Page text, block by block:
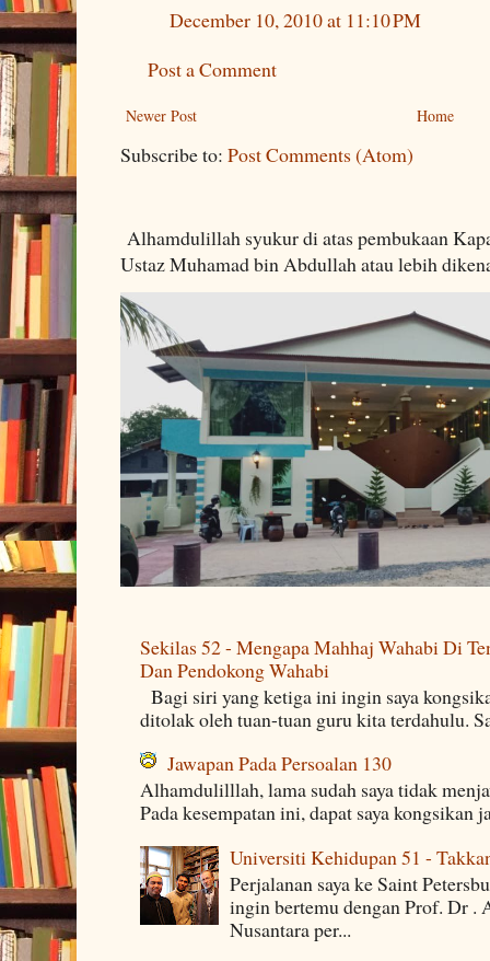
December 10, 2010 at 11:10 PM
Post a Comment
Newer Post Home
Subscribe to: Post Comments (Atom)
Alhamdulillah syukur di atas pembukaan
Ustaz Muhamad bin Abdullah atau lebih
Sekilas 52 - Mengapa Mahhaj Wahabi Di
Dan Pendokong Wahabi
Bagi siri yang ketiga ini ingin saya
ditolak oleh tuan-tuan guru kita terdahulu.
Jawapan Pada Persoalan 130
Alhamdulilllah, lama sudah saya tidak
Pada kesempatan ini, dapat saya kongsikan
Universiti Kehidupan 51 -
Perjalanan saya ke Saint
ingin bertemu dengan Prof. Dr
Nusantara per...